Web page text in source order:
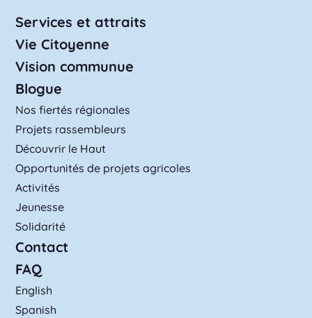
Services et attraits
Vie Citoyenne
Vision communue
Blogue
Nos fiertés régionales
Projets rassembleurs
Découvrir le Haut
Opportunités de projets agricoles
Activités
Jeunesse
Solidarité
Contact
FAQ
English
Spanish